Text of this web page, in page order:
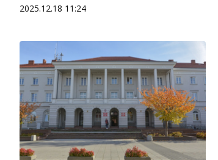
2025.12.18 11:24